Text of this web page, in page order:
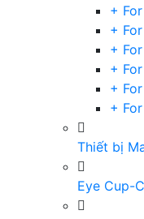
+
+
+
+
+
+
Thiết bị
Eye Cup-